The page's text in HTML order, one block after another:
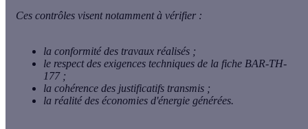
Ces contrôles visent notamment à vérifier :
la conformité des travaux réalisés ;
le respect des exigences techniques de la fiche BAR-TH-
177 ;
la cohérence des justificatifs transmis ;
la réalité des économies d'énergie générées.